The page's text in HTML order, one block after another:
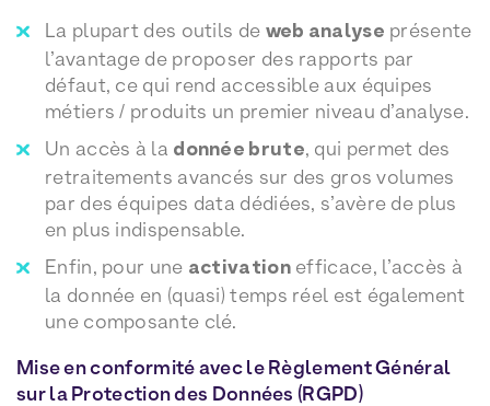
La plupart des outils de web analyse présente
l’avantage de proposer des rapports par
défaut, ce qui rend accessible aux équipes
métiers / produits un premier niveau d’analyse.
Un accès à la donnée brute, qui permet des
retraitements avancés sur des gros volumes
par des équipes data dédiées, s’avère de plus
en plus indispensable.
Enfin, pour une activationefficace, l’accès à
la donnée en (quasi) temps réel est également
une composante clé.
Mise en conformité avec le Règlement Général
sur la Protection des Données (RGPD)